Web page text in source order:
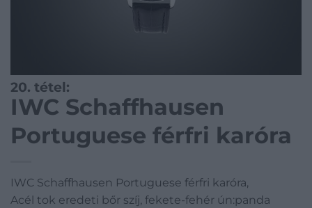
20. tétel:
IWC Schaffhausen
Portuguese férfri karóra
IWC Schaffhausen Portuguese férfri karóra,
Acél tok eredeti bőr szíj, fekete-fehér ún:panda